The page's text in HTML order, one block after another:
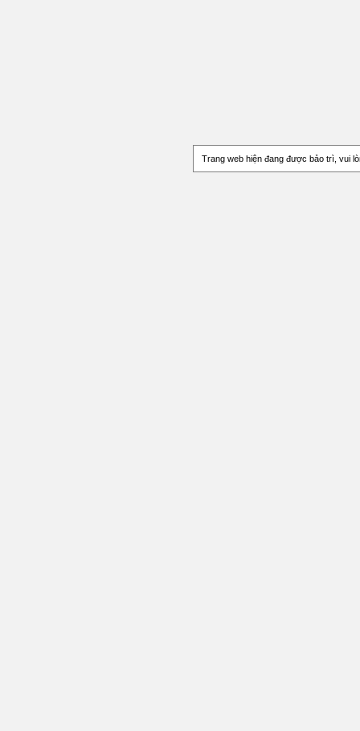
Trang web hiện đang được bảo trì, vui